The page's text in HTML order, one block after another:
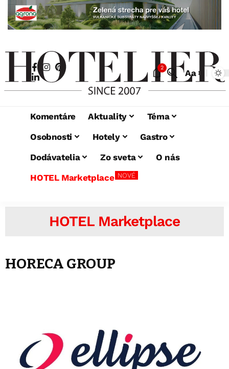
2
Aa
Komentáre Aktuality
Téma
Osobnosti
Hotely
Gastro
Dodávatelia
Zo sveta
O nás
HOTEL Marketplace NOVÉ
HOTEL Marketplace
HORECA GROUP